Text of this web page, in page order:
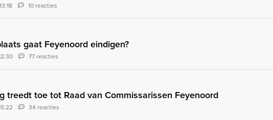
10 reacties
gaat Feyenoord eindigen?
77 reacties
treedt toe tot Raad van Commissarissen Feyenoord
34 reacties